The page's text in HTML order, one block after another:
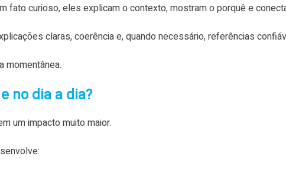
curioso, eles explicam o contexto, mostram o porquê e
claras, coerência e, quando necessário, referências
momentânea.
no dia a dia?
um impacto muito maior.